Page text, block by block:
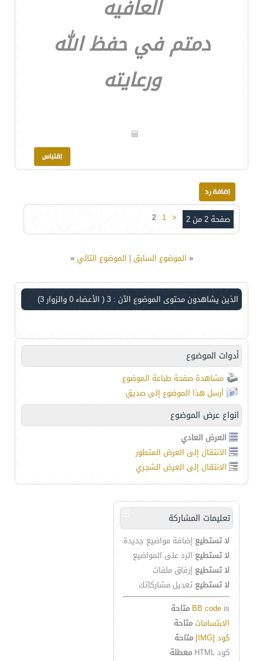
العافيه
دمتم في حفظ الله
ورعايته
صفحة 2 من 2 <
1
2
« الموضوع السابق| الموضوع التالي»
الذين يشاهدون محتوى الموضوع الآن : 3 ( الأعضاء 0 والزوار 3)
أدوات الموضوع
مشاهدة صفحة طباعة الموضوع
أرسل هذا الموضوع إلى صديق
انواع عرض الموضوع
العرض العادي
الانتقال إلى العرض المتطور
الانتقال إلى العرض الشجري
تعليمات المشاركة
لا تستطيع إضافة مواضيع جديدة
لا تستطيع الرد على المواضيع
لا تستطيع إرفاق ملفات
لا تستطيع تعديل مشاركاتك
BB code is
متاحة
الابتساماتمتاحة
كود [IMG]
متاحة
كود HTML
معطلة